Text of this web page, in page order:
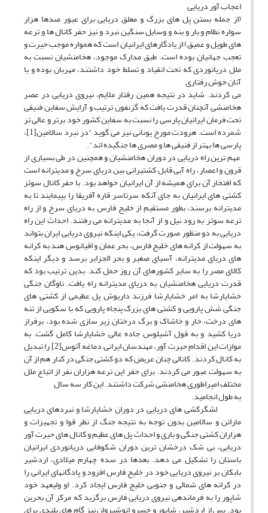
اعجاب آور دریایی
(از جمله بستن پل های بزرگ و معلق دریایی برای عبور صدها هزار
سواره نظام و بار و بنه و وسایل سنگین نبرد و نیز حفر کانال ها و ترعه
های طویل و عمیق) از یادگارهای ایرانیان است که همواره موجب حیرت و
تعجب جهانیان بوده است. طبق مدارک موجود، هخامنشیان نسبت به
ملل دریانوردی که تحت انقیاد و تسلط خود داشتند، مهربان بوده و با
آنان خوش رفتاری
می کردند. شاید در نتیجه همین رفتار ملایم، نیروی دریایی در عصر
هخامنشی آنچنان قدرت یافت که گزنفون ترتیب و آرایش سفاین فنیقی
تحت فرمان ایرانیان پارسی را نسبت به سفاین کشور خود برتر و عالی تر
شمرده است. هرودت مورخ یونانی نیز می گوید "در نبرد سالامین[1]،
پارسی ها بهتر از فنیقی ها و مصری ها جنگیده اند".
مهم ترین راه دریایی در دوران هخامنشیان و همچنین در طی بسیاری از
قرون و اعصار، راه آبی قابل کشتیرانی بین دریای سرخ و مدیترانه است
که افتخار آن برای همیشه از آن ایرانیان خواهد بود. با حفر کانال سوئز
کشتی های ایرانیان به جای آنکه سرتاسر قاره آفریقا را بپیمایند تا به
مدیترانه برسند، بطور مستقیم از خلیج فارس به دریای سرخ و از راه
ترعه سوئز به رود نیل و از آنجا به مدیترانه می رفتند. احداث این راه
دریایی به دو منظور صورت گرفت، یکی اینکه نیروی دریایی ایران بتواند
به سهولت از کرانه های خلیج فارس، بحر عمان و اقیانوس هند به کرانه
های دریای مدیترانه، آسیای صغیر و بحر الجزایر برسد و دیگر اینکه
کالای مصر را به سایر کشورهای آن روز حمل کند. بدین ترتیب بود که
قدرت دریایی هخامنشیان به دریای مدیترانه راه یافت. ناوگان جنگی
خشایارشا به امر خشایارشا فرزند داریوش پل عظیمی از کشتی های
جنگی شش پارویی و کشتی های بزرگ پنجاه پارویی که با سکویی از تنه
های درخت، خار و خاشاک و برگ درختان زیر سازی شده بود، برفراز
دریا کشید و به قول آشیلوس جاده عالی خشایارشا کامل گشت. به
موازات این اقدام حیرت آور، مهندسان ایرانی دماغه آتوس[2] را تبدیل
به کانال کردند. کانالی چنان عریض که دو کشتی جنگی در کنار هم از آن
به سهولت عبور می کردند. برای حفر این ترعه هزاران نفر از اتباع ملل
مختلف امپراطوری هخامنشی شرکت داشتند. این کار سه سال
به طول انجامید.
لشگرکشی های دریایی در دوران خشایارشا و نبردهای دریایی
ماراتن و سالامین بدون توجه به نتیجه جنگ از نظر قوا و تجهیزات و
هزاران کشتی جنگی و باری و احداث پل های عظیم و کانال های حیرت آور
دریایی، بی شک درخشان ترین دوران شکوفایی دریانوردی ایرانیان
باستان را تشکیل می دهد. بعدها در سده چهارم میلادی، اردشیر
بابکان بر نیروی دریایی خود در خلیج فارس افزود و پادگانهای ایرانی را
در کرانه های شمالی و جنوبی خلیج فارس ایجاد کرد. او ولیعهد خود
شاپور را به فرماندهی نیروی دریایی فارس برگزید که مرکز آن بحرین